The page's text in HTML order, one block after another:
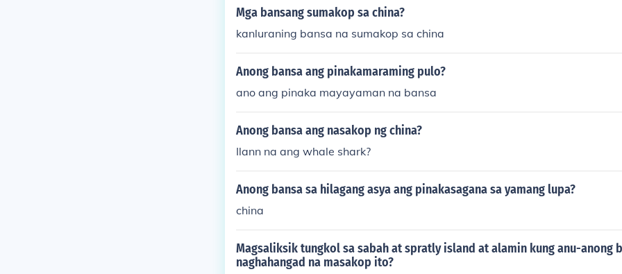
a, ekonomiya, at pulitika ng bansa.
Mga bansang sumakop sa china?
kanluraning bansa na sumakop sa china
Anong bansa ang pinakamaraming pulo?
ano ang pinaka mayayaman na bansa
Anong bansa ang nasakop ng china?
Ilann na ang whale shark?
Anong bansa sa hilagang asya ang pinakasagana sa yamang lupa?
china
Magsaliksik tungkol sa sabah at spratly island at alamin kung anu-anong
naghahangad na masakop ito?